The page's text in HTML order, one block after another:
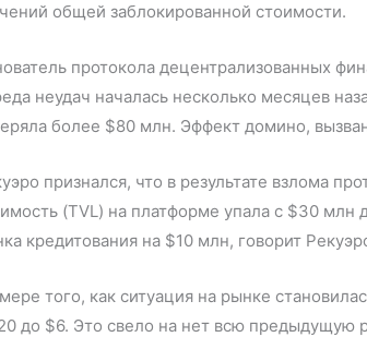
общей заблокированной стоимости.
протокола децентрализованных
неудач началась несколько месяцев
более $80 млн. Эффект домино,
признался, что в результате взлома
(TVL) на платформе упала с $30
кредитования на $10 млн, говорит
того, как ситуация на рынке
до $6. Это свело на нет всю предыдущую